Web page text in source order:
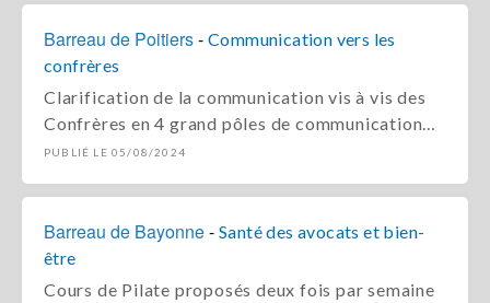
Barreau de Poitiers- Communication vers les
confrères
Clarification de la communication vis à vis des
Confrères en 4 grand pôles de communication…
PUBLIÉ LE 05/08/2024
Barreau de Bayonne- Santé des avocats et bien-
être
Cours de Pilate proposés deux fois par semaine